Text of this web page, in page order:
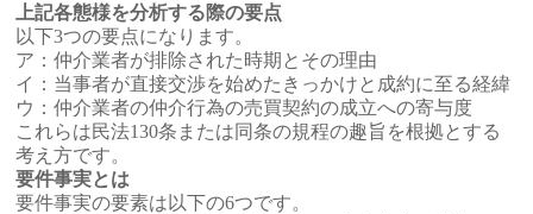
上記各態様を分析する際の要点
以下3つの要点になります。
ア：仲介業者が排除された時期とその理由
イ：当事者が直接交渉を始めたきっかけと成約に至る経緯
ウ：仲介業者の仲介行為の売買契約の成立への寄与度
これらは民法130条または同条の規程の趣旨を根拠とする
考え方です。
要件事実とは
要件事実の要素は以下の6つです。